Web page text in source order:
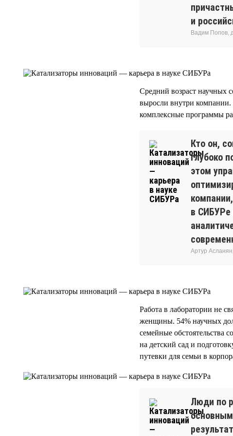
и
Вадим Попов,
Средний возраст научных
выросли внутри компании.
комплексные программы
Кто он,
глубоко
этом
в СИБУРе
Артур
Работа в лаборатории не
женщины. 54% научных
семейные обстоятельства
на детский сад и
путевки для семьи в
Люди по